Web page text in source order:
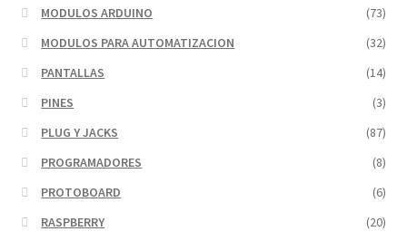
MODULOS ARDUINO
(73)
MODULOS PARA AUTOMATIZACION
(32)
PANTALLAS
(14)
PINES
(3)
PLUG Y JACKS
(87)
PROGRAMADORES
(8)
PROTOBOARD
(6)
RASPBERRY
(20)